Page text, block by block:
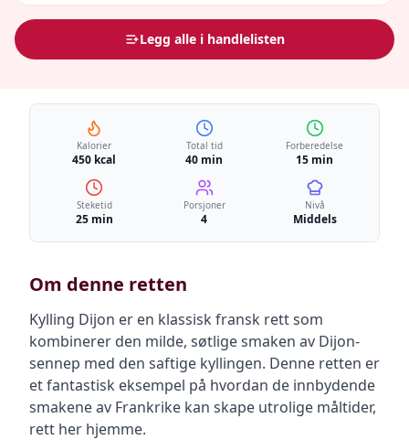
Legg alle i handlelisten
Kalorier
450 kcal
Total tid
40 min
Forberedelse
15 min
Steketid
25 min
Porsjoner
4
Nivå
Middels
Om denne retten
Kylling Dijon er en klassisk fransk rett som
kombinerer den milde, søtlige smaken av Dijon-
sennep med den saftige kyllingen. Denne retten er
et fantastisk eksempel på hvordan de innbydende
smakene av Frankrike kan skape utrolige måltider,
rett her hjemme.